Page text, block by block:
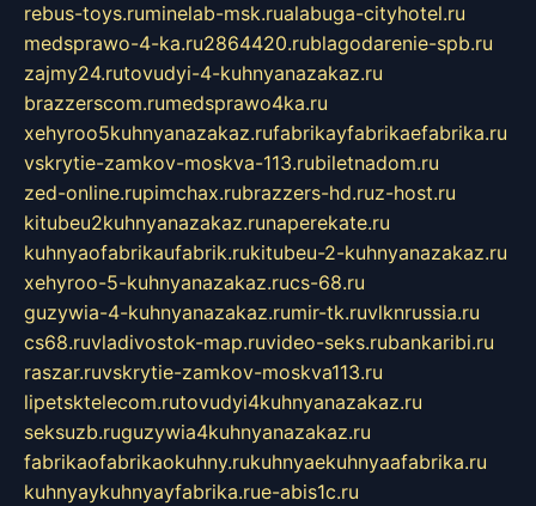
rebus-toys.ruminelab-msk.rualabuga-cityhotel.ru
medsprawo-4-ka.ru2864420.rublagodarenie-spb.ru
zajmy24.rutovudyi-4-kuhnyanazakaz.ru
brazzerscom.rumedsprawo4ka.ru
xehyroo5kuhnyanazakaz.rufabrikayfabrikaefabrika.ru
vskrytie-zamkov-moskva-113.rubiletnadom.ru
zed-online.rupimchax.rubrazzers-hd.ruz-host.ru
kitubeu2kuhnyanazakaz.runaperekate.ru
kuhnyaofabrikaufabrik.rukitubeu-2-kuhnyanazakaz.ru
xehyroo-5-kuhnyanazakaz.rucs-68.ru
guzywia-4-kuhnyanazakaz.rumir-tk.ruvlknrussia.ru
cs68.ruvladivostok-map.ruvideo-seks.rubankaribi.ru
raszar.ruvskrytie-zamkov-moskva113.ru
lipetsktelecom.rutovudyi4kuhnyanazakaz.ru
seksuzb.ruguzywia4kuhnyanazakaz.ru
fabrikaofabrikaokuhny.rukuhnyaekuhnyaafabrika.ru
kuhnyaykuhnyayfabrika.rue-abis1c.ru